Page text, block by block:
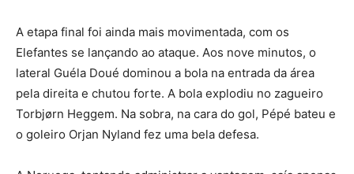
A etapa final foi ainda mais movimentada, com os
Elefantes se lançando ao ataque. Aos nove minutos, o
lateral Guéla Doué dominou a bola na entrada da área
pela direita e chutou forte. A bola explodiu no zagueiro
Torbjørn Heggem. Na sobra, na cara do gol, Pépé bateu e
o goleiro Orjan Nyland fez uma bela defesa.